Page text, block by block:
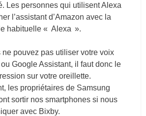
Les personnes qui utilisent Alexa
l’assistant d’Amazon avec la
habituelle « Alexa ».
pouvez pas utiliser votre voix
Google Assistant, il faut donc le
sur votre oreillette.
les propriétaires de Samsung
sortir nos smartphones si nous
avec Bixby.